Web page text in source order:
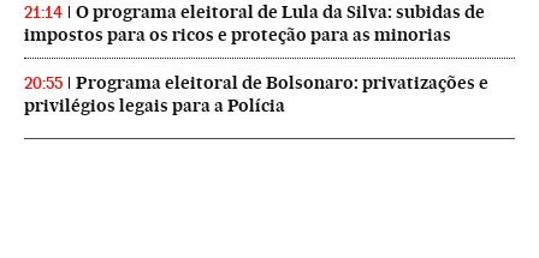
21:14
O programa eleitoral de Lula da Silva: subidas de
impostos para os ricos e proteção para as minorias
20:55
Programa eleitoral de Bolsonaro: privatizações e
privilégios legais para a Polícia